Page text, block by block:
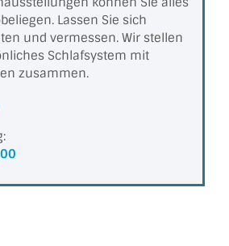
Lassen Sie sich
und vermessen. Wir stellen
Schlafsystem mit
zusammen.